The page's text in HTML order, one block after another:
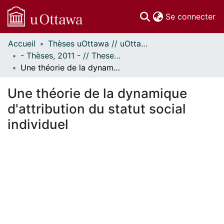
Se connecter
Communautés
et collections
Parcourir
À propos
Accueil
Thèses uOttawa // uOttawa Theses
- Thèses, 2011 - // Theses, 2011 -
Une théorie de la dynamique d'attribution du statut social individuel
Une théorie de la dynamique
d'attribution du statut social
individuel